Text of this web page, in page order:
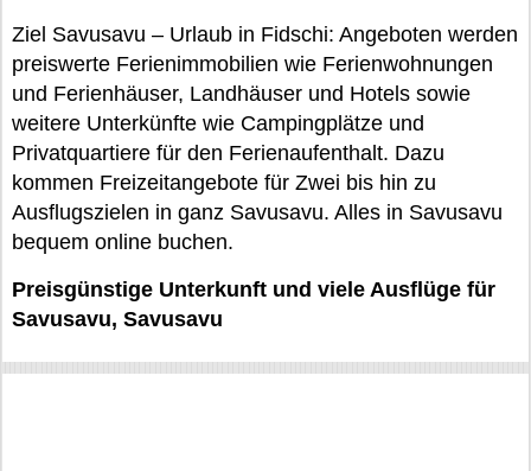
Ziel Savusavu – Urlaub in Fidschi: Angeboten werden
preiswerte Ferienimmobilien wie Ferienwohnungen
und Ferienhäuser, Landhäuser und Hotels sowie
weitere Unterkünfte wie Campingplätze und
Privatquartiere für den Ferienaufenthalt. Dazu
kommen Freizeitangebote für Zwei bis hin zu
Ausflugszielen in ganz Savusavu. Alles in Savusavu
bequem online buchen.
Preisgünstige Unterkunft und viele Ausflüge für
Savusavu, Savusavu